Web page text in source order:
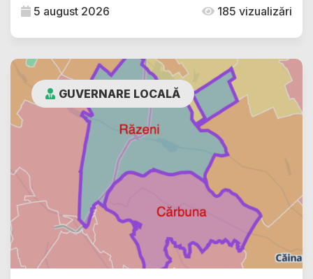
5 august 2026 185 vizualizări
GUVERNARE LOCALĂ